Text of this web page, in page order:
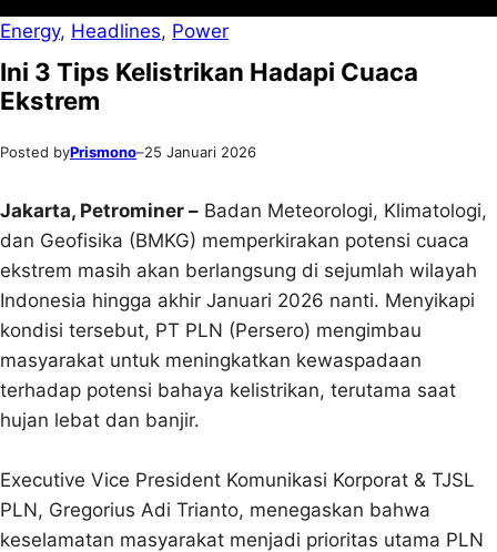
Energy, Headlines, Power
Ini 3 Tips Kelistrikan Hadapi Cuaca
Ekstrem
Posted byPrismono–25 Januari 2026
Jakarta, Petrominer – Badan Meteorologi, Klimatologi,
dan Geofisika (BMKG) memperkirakan potensi cuaca
ekstrem masih akan berlangsung di sejumlah wilayah
Indonesia hingga akhir Januari 2026 nanti. Menyikapi
kondisi tersebut, PT PLN (Persero) mengimbau
masyarakat untuk meningkatkan kewaspadaan
terhadap potensi bahaya kelistrikan, terutama saat
hujan lebat dan banjir.
Executive Vice President Komunikasi Korporat & TJSL
PLN, Gregorius Adi Trianto, menegaskan bahwa
keselamatan masyarakat menjadi prioritas utama PLN